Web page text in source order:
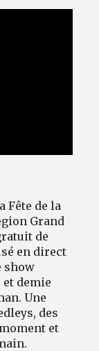
Fête de la
Grand
de
en direct
show
demie
Une
des
et